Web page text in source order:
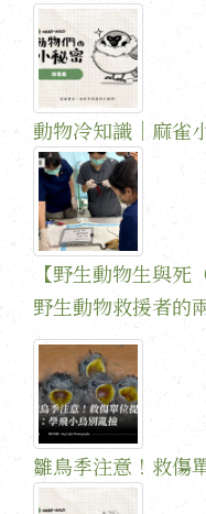
動物冷知識｜麻雀
【野生動物生與死
野生動物救援者的
雛鳥季注意！救傷